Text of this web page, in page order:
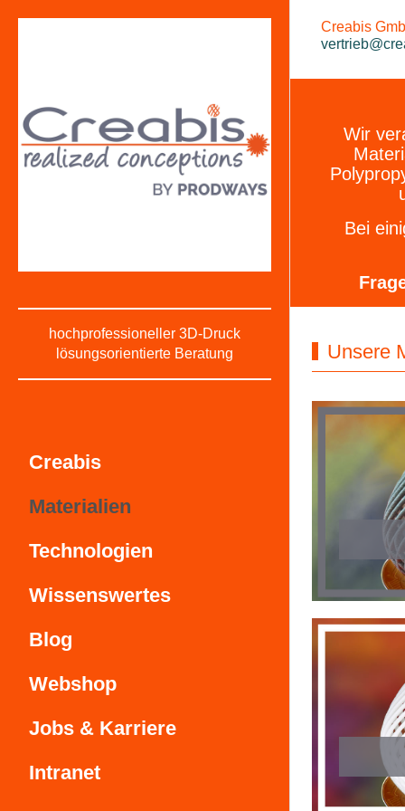
hochprofessioneller 3D-Druck
lösungsorientierte Beratung
Creabis
Materialien
Technologien
Wissenswertes
Blog
Webshop
Jobs & Karriere
Intranet
Creabis
Wir
Bei
Unsere